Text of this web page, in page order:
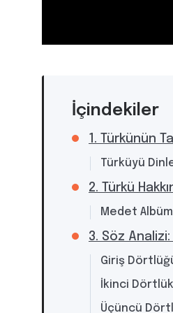
İçindekiler
1. Türkünün
Türküyü
2. Türkü
Medet
3. Söz
Giriş
İkinci
Üçüncü